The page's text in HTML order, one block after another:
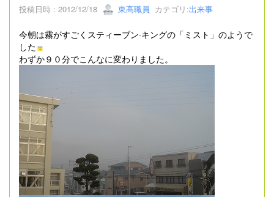
投稿日時 : 2012/12/18 東高職員 カテゴリ:出来事
今朝は霧がすごくスティーブン·キングの「ミスト」のようで
した
わずか９０分でこんなに変わりました。